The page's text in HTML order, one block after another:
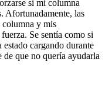
si mi columna
Afortunadamente, las
y mis
Se sentía como si
cargando durante
de que no quería ayudarla